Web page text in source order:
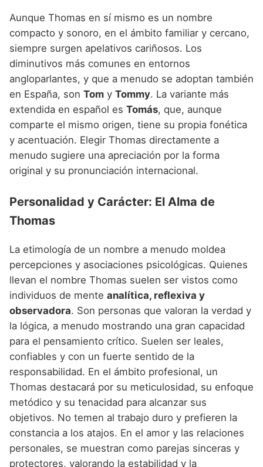
Aunque Thomas en sí mismo es un nombre
compacto y sonoro, en el ámbito familiar y cercano,
siempre surgen apelativos cariñosos. Los
diminutivos más comunes en entornos
angloparlantes, y que a menudo se adoptan también
en España, son Tom y Tommy. La variante más
extendida en español es Tomás, que, aunque
comparte el mismo origen, tiene su propia fonética
y acentuación. Elegir Thomas directamente a
menudo sugiere una apreciación por la forma
original y su pronunciación internacional.
Personalidad y Carácter: El Alma de
Thomas
La etimología de un nombre a menudo moldea
percepciones y asociaciones psicológicas. Quienes
llevan el nombre Thomas suelen ser vistos como
individuos de mente analítica, reflexiva y
observadora. Son personas que valoran la verdad y
la lógica, a menudo mostrando una gran capacidad
para el pensamiento crítico. Suelen ser leales,
confiables y con un fuerte sentido de la
responsabilidad. En el ámbito profesional, un
Thomas destacará por su meticulosidad, su enfoque
metódico y su tenacidad para alcanzar sus
objetivos. No temen al trabajo duro y prefieren la
constancia a los atajos. En el amor y las relaciones
personales, se muestran como parejas sinceras y
protectores, valorando la estabilidad y la